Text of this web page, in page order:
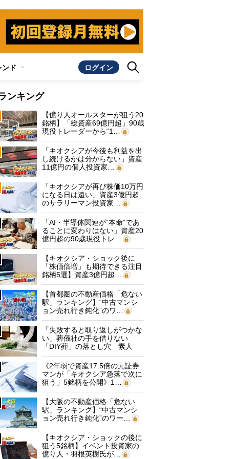
ンド ログイン
ンキング
【億り人オールスターが狙う20
銘柄】「総資産69億円超」90歳
現役トレーダーから“1…
「キオクシアが今後も利益を出
し続けるかは分からない」資産
11億円の個人投資家…
「キオクシアが再び株価10万円
になる日は遠い」資産3億円超
のサラリーマン投資家…
「AI・半導体関連が“本命”であ
ることに変わりはない」資産20
億円超の90歳現役トレ…
【キオクシア・ショック後に
「株価倍増」も期待できる注目
銘柄5選】資産3億円超…
【首都圏の不動産価格「危ない
駅」ランキング】“中古マンシ
ョン売れ行き鈍化”のワ…
「失敗すると取り返しがつかな
い」葬儀社の手を借りない
「DIY葬」の落とし穴 素人
に…
《2年弱で資産17.5倍の元証券
マンが「キオクシア急落で次に
狙う」5銘柄を公開》1…
【大阪の不動産価格「危ない
駅」ランキング】“中古マンシ
ョン売れ行き鈍化”のワー…
【キオクシア・ショックの後に
狙う5銘柄】イベント投資家の
億り人・羽根英樹氏が…